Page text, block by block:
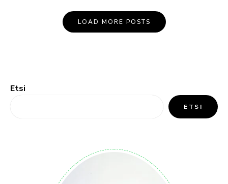
LOAD MORE POSTS
Etsi
ETSI